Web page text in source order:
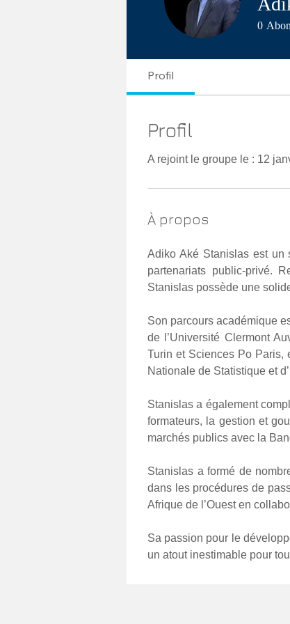
0
Profil
Profil
A rejoint le groupe le : 12
À propos
Adiko Aké Stanislas est un
partenariats public-privé.
Stanislas possède une
Son parcours académique
de l’Université Clermont
Turin et Sciences Po Paris,
Nationale de Statistique et
Stanislas a également
formateurs, la gestion et
marchés publics avec la
Stanislas a formé de
dans les procédures de
Afrique de l’Ouest en
Sa passion pour le
un atout inestimable pour